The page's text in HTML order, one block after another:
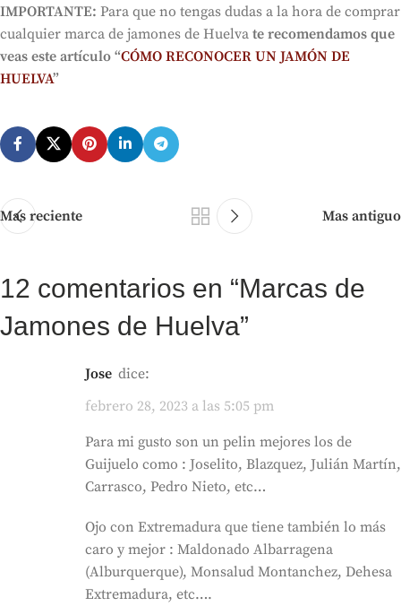
IMPORTANTE: Para que no tengas dudas a la hora de comprar
cualquier marca de jamones de Huelva te recomendamos que
veas este artículo “CÓMO RECONOCER UN JAMÓN DE
HUELVA”
Mas reciente Mas antiguo
12 comentarios en “Marcas de
Jamones de Huelva”
Jose dice:
febrero 28, 2023 a las 5:05 pm
Para mi gusto son un pelin mejores los de
Guijuelo como : Joselito, Blazquez, Julián Martín,
Carrasco, Pedro Nieto, etc…
Ojo con Extremadura que tiene también lo más
caro y mejor : Maldonado Albarragena
(Alburquerque), Monsalud Montanchez, Dehesa
Extremadura, etc….